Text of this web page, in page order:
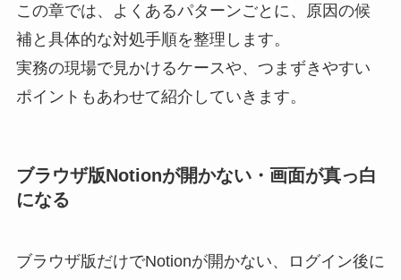
この章では、よくあるパターンごとに、原因の候
補と具体的な対処手順を整理します。
実務の現場で見かけるケースや、つまずきやすい
ポイントもあわせて紹介していきます。
ブラウザ版Notionが開かない・画面が真っ白
になる
ブラウザ版だけでNotionが開かない、ログイン後に